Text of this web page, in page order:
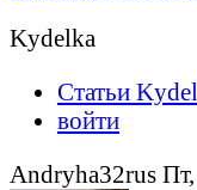
Kydelka
Статьи
войти
Andryha32rus